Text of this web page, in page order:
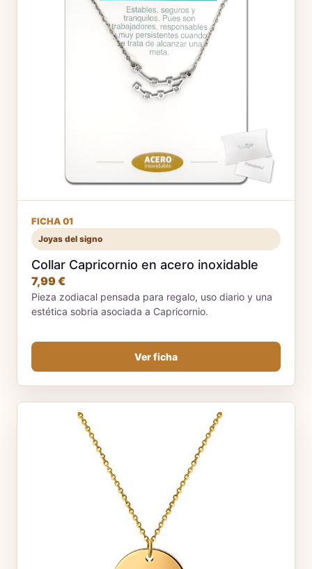
FICHA 01
Joyas del signo
Collar Capricornio en acero inoxidable
7,99 €
Pieza zodiacal pensada para regalo, uso diario y una
estética sobria asociada a Capricornio.
Ver ficha